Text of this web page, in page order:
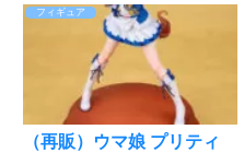
用しています。※トルソーは付属
しません※長時間着せ付けている
と、素体に色移りが発生する場合
がございます。ご注意くださ
フィギュア
（再販）ウマ娘 プリティ